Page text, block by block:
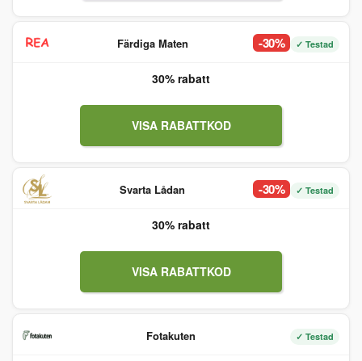
Färdiga Maten -30% ✓ Testad
30% rabatt
VISA RABATTKOD
Svarta Lådan -30% ✓ Testad
30% rabatt
VISA RABATTKOD
Fotakuten ✓ Testad